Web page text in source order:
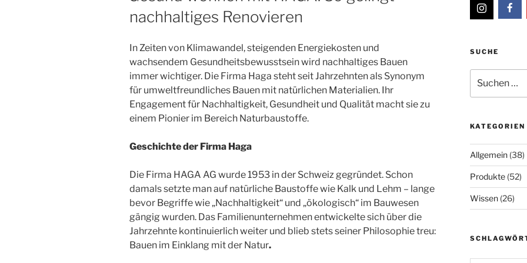
nachhaltiges Renovieren
In Zeiten von Klimawandel, steigenden Energiekosten und
wachsendem Gesundheitsbewusstsein wird nachhaltiges Bauen
immer wichtiger. Die Firma Haga steht seit Jahrzehnten als Synonym
für umweltfreundliches Bauen mit natürlichen Materialien. Ihr
Engagement für Nachhaltigkeit, Gesundheit und Qualität macht sie zu
einem Pionier im Bereich Naturbaustoffe.
Geschichte der Firma Haga
Die Firma HAGA AG wurde 1953 in der Schweiz gegründet. Schon
damals setzte man auf natürliche Baustoffe wie Kalk und Lehm – lange
bevor Begriffe wie „Nachhaltigkeit“ und „ökologisch“ im Bauwesen
gängig wurden. Das Familienunternehmen entwickelte sich über die
Jahrzehnte kontinuierlich weiter und blieb stets seiner Philosophie treu:
Bauen im Einklang mit der Natur.
SUCHE
nach:
KATEGORIEN
Allgemein(38)
Produkte(52)
Wissen(26)